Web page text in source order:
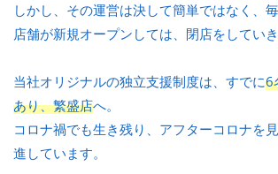
しかし、その運営は決して簡単ではなく、
店舗が新規オープンしては、閉店をしていき
当社オリジナルの独立支援制度は、すでに6
あり、繁盛店へ。
コロナ禍でも生き残り、アフターコロナを
進しています。